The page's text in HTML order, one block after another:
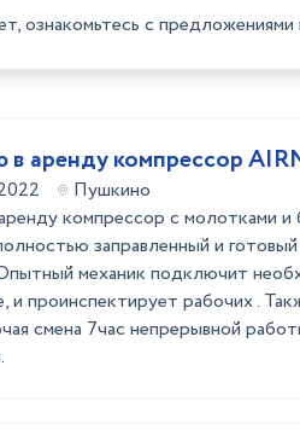
ознакомьтесь с предложениями
аренду компрессор
Пушкино
компрессор с молотками
заправленный и
механик подключит
и проинспектирует рабочих .
смена 7час непрерывной